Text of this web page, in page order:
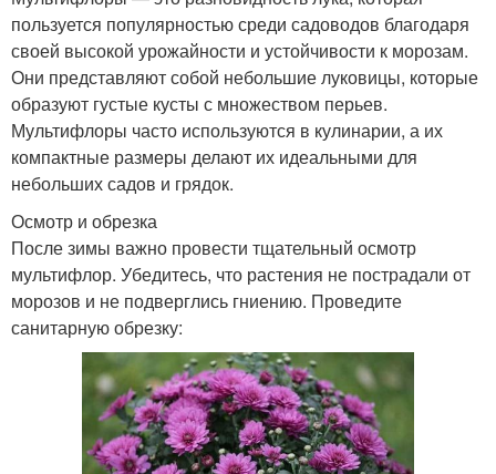
пользуется популярностью среди садоводов благодаря
своей высокой урожайности и устойчивости к морозам.
Они представляют собой небольшие луковицы, которые
образуют густые кусты с множеством перьев.
Мультифлоры часто используются в кулинарии, а их
компактные размеры делают их идеальными для
небольших садов и грядок.
Осмотр и обрезка
После зимы важно провести тщательный осмотр
мультифлор. Убедитесь, что растения не пострадали от
морозов и не подверглись гниению. Проведите
санитарную обрезку: